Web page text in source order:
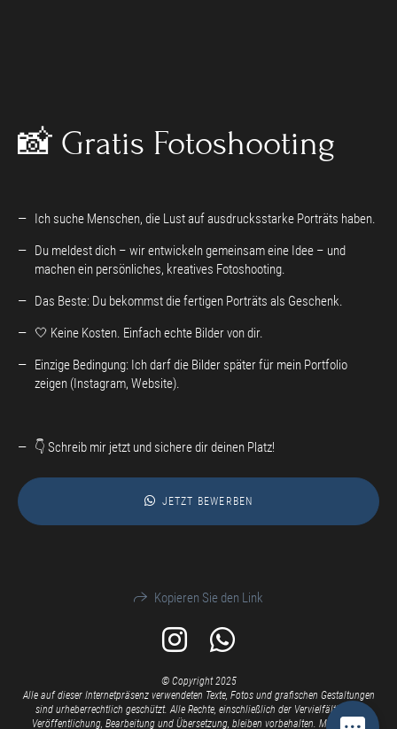
📸 Gratis Fotoshooting
Ich suche Menschen, die Lust auf ausdrucksstarke Porträts haben.
Du meldest dich – wir entwickeln gemeinsam eine Idee – und
machen ein persönliches, kreatives Fotoshooting.
Das Beste: Du bekommst die fertigen Porträts als Geschenk.
🤍 Keine Kosten. Einfach echte Bilder von dir.
Einzige Bedingung: Ich darf die Bilder später für mein Portfolio
zeigen (Instagram, Website).
👇 Schreib mir jetzt und sichere dir deinen Platz!
JETZT BEWERBEN
Kopieren Sie den Link
© Copyright 2025
Alle auf dieser Internetpräsenz verwendeten Texte, Fotos und grafischen Gestaltungen
sind urheberrechtlich geschützt. Alle Rechte, einschließlich der Vervielfältigung,
Veröffentlichung, Bearbeitung und Übersetzung, bleiben vorbehalten. Milla Kunst